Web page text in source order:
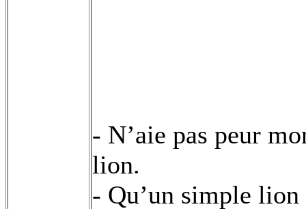
- N’aie pas peur
lion.
- Qu’un simple